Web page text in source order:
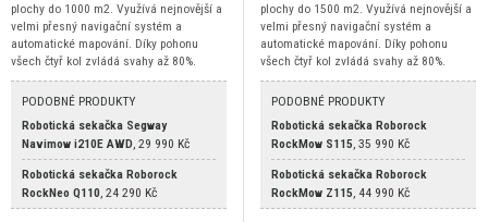
plochy do 1000 m2. Využívá nejnovější a
velmi přesný navigační systém a
automatické mapování. Díky pohonu
všech čtyř kol zvládá svahy až 80%.
PODOBNÉ PRODUKTY
Robotická sekačka Segway
Navimow i210E AWD, 29 990 Kč
Robotická sekačka Roborock
RockNeo Q110, 24 290 Kč
plochy do 1500 m2. Využívá nejnovější a
velmi přesný navigační systém a
automatické mapování. Díky pohonu
všech čtyř kol zvládá svahy až 80%.
PODOBNÉ PRODUKTY
Robotická sekačka Roborock
RockMow S115, 35 990 Kč
Robotická sekačka Roborock
RockMow Z115, 44 990 Kč